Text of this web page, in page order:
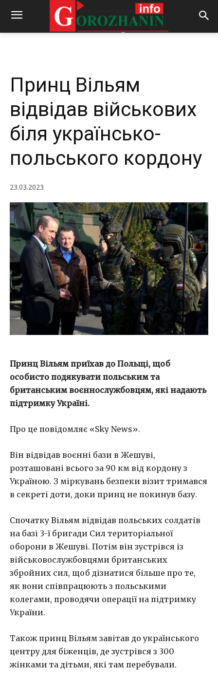
By REDACTOR - 23.03.2023 532
Принц Вільям
відвідав військових
біля українсько-
польського кордону
23.03.2023
Принц Вільям приїхав до Польщі, щоб
особисто подякувати польським та
британським воєннослужбовцям, які надають
підтримку Україні.
Про це повідомляє «Sky News».
Він відвідав воєнні бази в Жешуві,
розташовані всього за 90 км від кордону з
Україною. З міркувань безпеки візит тримався
в секреті доти, доки принц не покинув базу.
Спочатку Вільям відвідав польських солдатів
на базі 3-ї бригади Сил територіальної
оборони в Жешуві. Потім він зустрівся із
військовослужбовцями британських
збройних сил, щоб дізнатися більше про те,
як вони співпрацюють з польськими
колегами, проводячи операції на підтримку
України.
Також принц Вільям завітав до українського
центру для біженців, де зустрівся з 300
жінками та дітьми, які там перебували.